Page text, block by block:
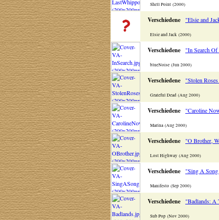
Shell Point (2000)
Verschiedene "Elsie and
Elsie and Jack (2000)
Verschiedene "In Search
blueNoise (Jun 2000)
Verschiedene "Stolen
Grateful Dead (Aug 2000)
Verschiedene "Caroline
Marina (Aug 2000)
Verschiedene "O Brother,
Lost Highway (Aug 2000)
Verschiedene "Sing A
Manifesto (Sep 2000)
Verschiedene "Badlands: A
Sub Pop (Nov 2000)